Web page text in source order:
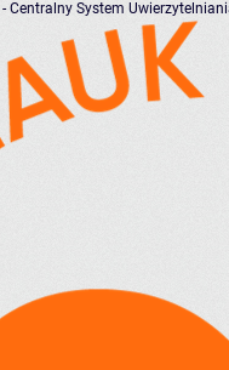
- Centralny System